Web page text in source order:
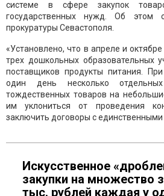
системе в сфере закупок
государственных нужд. Об этом
прокуратуры Севастополя.
«Установлено, что в апреле и
трех дошкольных образовательных
поставщиков продукты питания.
один день несколько
тождественных товаров на
им уклониться от проведения
заключить договоры с
Искусственное
закупки на множество
тыс. рублей каждая у